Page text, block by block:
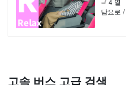
4 열
담요로
고속 버스 고급 검색